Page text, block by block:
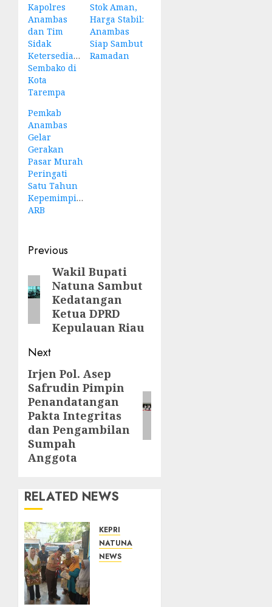
Kapolres
Anambas
dan Tim
Sidak
Ketersediaan
Sembako di
Kota
Tarempa
Stok Aman,
Harga Stabil:
Anambas
Siap Sambut
Ramadan
Pemkab
Anambas
Gelar
Gerakan
Pasar Murah
Peringati
Satu Tahun
Kepemimpinan
ARB
Post
navigation
Previous
Previous
post:
Wakil Bupati
Natuna Sambut
Kedatangan
Ketua DPRD
Kepulauan Riau
Next
Next
post:
Irjen Pol. Asep
Safrudin Pimpin
Penandatangan
Pakta Integritas
dan Pengambilan
Sumpah
Anggota
RELATED NEWS
KEPRI
NATUNA
NEWS